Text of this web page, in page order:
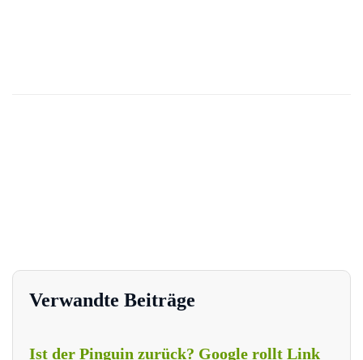
Verwandte Beiträge
Ist der Pinguin zurück? Google rollt Link